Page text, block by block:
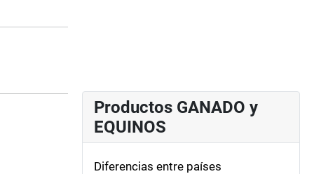
Productos GANADO y
EQUINOS
Diferencias entre países